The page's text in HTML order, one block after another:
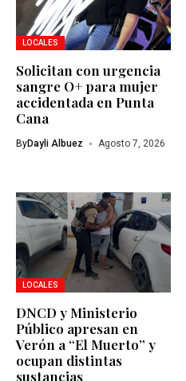
LOCALES
Solicitan con urgencia
sangre O+ para mujer
accidentada en Punta
Cana
ByDayli Albuez Agosto 7, 2026
LOCALES
DNCD y Ministerio
Público apresan en
Verón a “El Muerto” y
ocupan distintas
sustancias